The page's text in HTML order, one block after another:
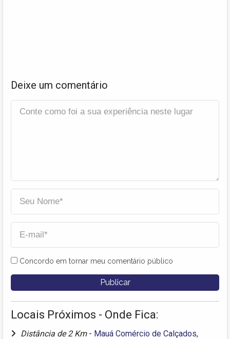
Deixe um comentário
Concordo em tornar meu comentário público
Locais Próximos - Onde Fica:
Distância de 2 Km - Mauá Comércio de Calçados,